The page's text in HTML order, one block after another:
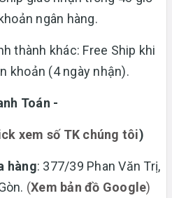
ngân hàng.
thành khác: Free Ship khi
khoản (4 ngày nhận).
Toán -
xem số TK chúng tôi)
hàng: 377/39 Phan Văn Trị,
(Xem bản đồ Google)